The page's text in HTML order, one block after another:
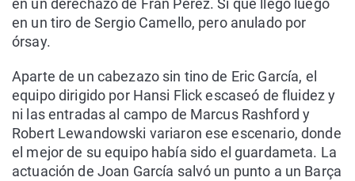
en un derechazo de Fran Pérez. Sí que llegó luego
en un tiro de Sergio Camello, pero anulado por
órsay.
Aparte de un cabezazo sin tino de Eric García, el
equipo dirigido por Hansi Flick escaseó de fluidez y
ni las entradas al campo de Marcus Rashford y
Robert Lewandowski variaron ese escenario, donde
el mejor de su equipo había sido el guardameta. La
actuación de Joan García salvó un punto a un Barça